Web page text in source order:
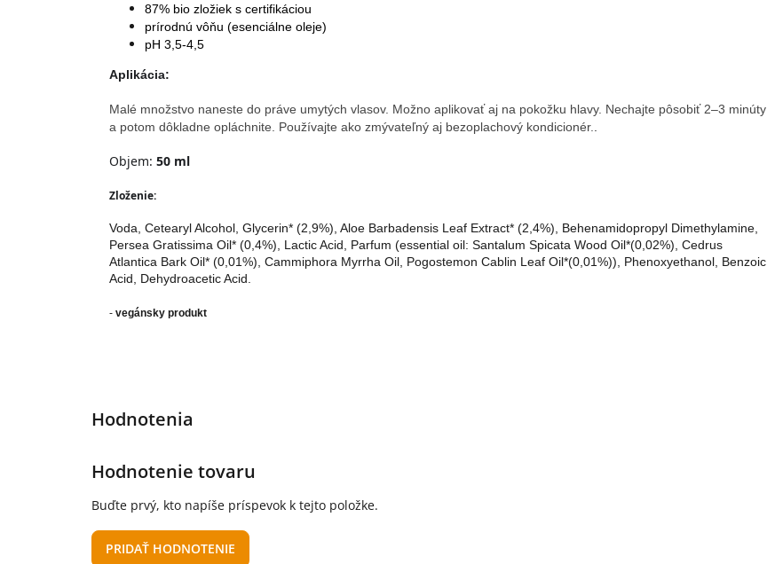
87% bio zložiek s certifikáciou
prírodnú vôňu (esenciálne oleje)
pH 3,5-4,5
Aplikácia:
Malé množstvo naneste do práve umytých vlasov. Možno aplikovať aj na pokožku hlavy. Nechajte pôsobiť 2–3 minúty
a potom dôkladne opláchnite. Používajte ako zmývateľný aj bezoplachový kondicionér..
Objem: 50 ml
Zloženie:
Voda, Cetearyl Alcohol, Glycerin* (2,9%), Aloe Barbadensis Leaf Extract* (2,4%), Behenamidopropyl Dimethylamine,
Persea Gratissima Oil* (0,4%), Lactic Acid, Parfum (essential oil: Santalum Spicata Wood Oil*(0,02%), Cedrus
Atlantica Bark Oil* (0,01%), Cammiphora Myrrha Oil, Pogostemon Cablin Leaf Oil*(0,01%)), Phenoxyethanol, Benzoic
Acid, Dehydroacetic Acid.
- vegánsky produkt
Hodnotenie tovaru
Buďte prvý, kto napíše príspevok k tejto položke.
PRIDAŤ HODNOTENIE